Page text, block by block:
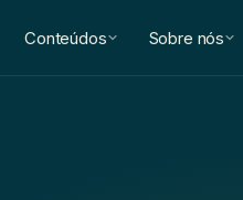
Conteúdos Sobre nós